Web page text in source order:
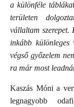
a különféle
területen
vállaltam szerepet.
inkább
végső győzelem
ra már most
Kaszás Móni a
legnagyobb